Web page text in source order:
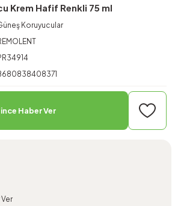
Krem Hafif Renkli 75 ml
Koruyucular
Haber Ver